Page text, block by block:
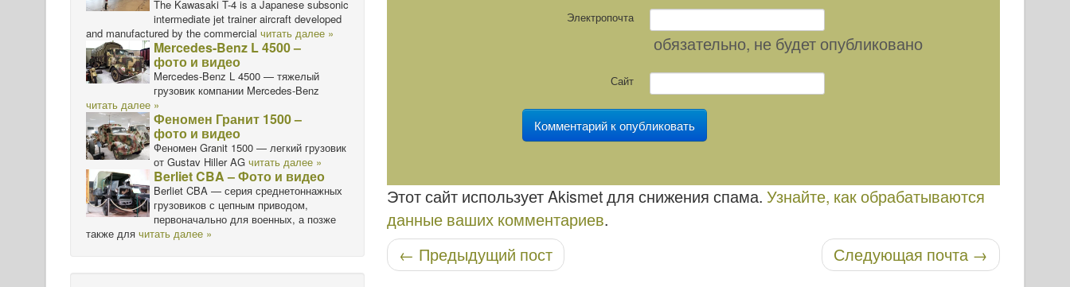
Электропочта
обязательно, не будет опубликовано
Сайт
Этот сайт использует Akismet для снижения спама. Узнайте, как обрабатываются
данные ваших комментариев.
Навигация по записям Следующая почта →
← Предыдущий пост
The Kawasaki T-4 is a Japanese subsonic
intermediate jet trainer aircraft developed
and manufactured by the commercial читать далее »
Mercedes-Benz L 4500 –
фото и видео
Mercedes-Benz L 4500 — тяжелый
грузовик компании Mercedes-Benz
читать далее »
Феномен Гранит 1500 –
фото и видео
Феномен Granit 1500 — легкий грузовик
от Gustav Hiller AG читать далее »
Berliet CBA – Фото и видео
Berliet CBA — серия среднетоннажных
грузовиков с цепным приводом,
первоначально для военных, а позже
также для читать далее »